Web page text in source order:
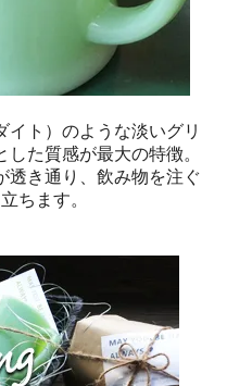
イト）のような淡いグリ
た質感が最大の特徴。
透き通り、飲み物を注ぐ
ちます。